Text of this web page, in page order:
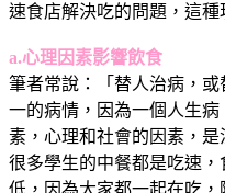
速食店解決吃的問題，這種
a.心理因素影響飲食
筆者常說：「替人治病，
一的病情，因為一個人生
素，心理和社會的因素，是
很多學生的中餐都是吃速
低，因為大家都一起在吃